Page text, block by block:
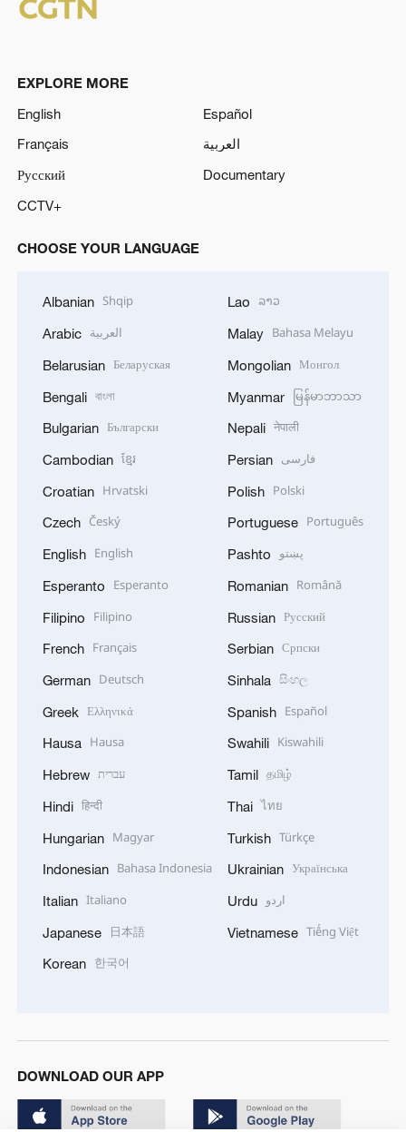
EXPLORE MORE
English
Español
Français
العربية
Русский
Documentary
CCTV+
CHOOSE YOUR LANGUAGE
Albanian Shqip
Arabic العربية
Belarusian Беларуская
Bengali বাংলা
Bulgarian Български
Cambodian ខ្មែរ
Croatian Hrvatski
Czech Český
English English
Esperanto Esperanto
Filipino Filipino
French Français
German Deutsch
Greek Ελληνικά
Hausa Hausa
Hebrew עברית
Hindi हिन्दी
Hungarian Magyar
Indonesian Bahasa Indonesia
Italian Italiano
Japanese 日本語
Korean 한국어
Lao ລາວ
Malay Bahasa Melayu
Mongolian Монгол
Myanmar မြန်မာဘာသာ
Nepali नेपाली
Persian فارسی
Polish Polski
Portuguese Português
Pashto پښتو
Romanian Română
Russian Русский
Serbian Српски
Sinhala සිංහල
Spanish Español
Swahili Kiswahili
Tamil தமிழ்
Thai ไทย
Turkish Türkçe
Ukrainian Українська
Urdu اردو
Vietnamese Tiếng Việt
DOWNLOAD OUR APP